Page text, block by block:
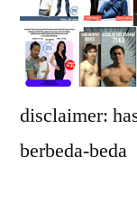
disclaimer:
berbeda-beda